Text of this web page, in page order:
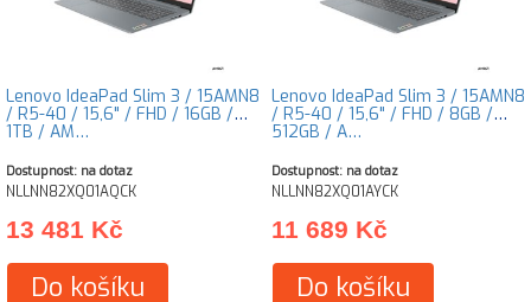
Lenovo IdeaPad Slim 3 / 15AMN8
/ R5-40 / 15,6" / FHD / 16GB /
1TB / AM…
Dostupnost: na dotaz
NLLNN82XQ01AQCK
13 481 Kč
Do košíku
Lenovo IdeaPad Slim 3 / 15AMN8
/ R5-40 / 15,6" / FHD / 8GB /
512GB / A…
Dostupnost: na dotaz
NLLNN82XQ01AYCK
11 689 Kč
Do košíku